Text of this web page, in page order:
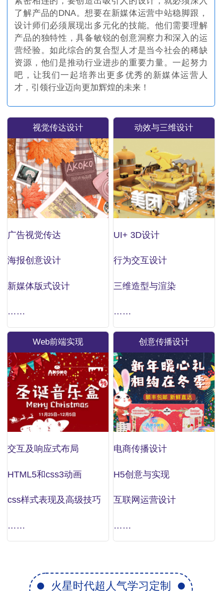
了解产品的DNA。想要在新媒体运营中站稳脚跟，
设计师们必须展现出多元化的技能。他们需要理解
产品的独特性，具备敏锐的创意洞察力和深入的运
营经验。如此综合的复合型人才是当今社会的稀缺
资源，他们是推动行业进步的重要力量。一起努力
吧，让我们一起培养出更多优秀的新媒体运营人
才，引领行业迈向更加辉煌的未来！
视觉传达设计
广告视觉传达
海报创意设计
新媒体版式设计
……
动效与三维设计
UI+ 3D设计
行为交互设计
三维造型与渲染
……
Web前端实现
交互及响应式布局
HTML5和css3动画
css样式表现及高级技巧
……
创意传播设计
电商传播设计
H5创意与实现
互联网运营设计
……
火星时代超人气学习定制